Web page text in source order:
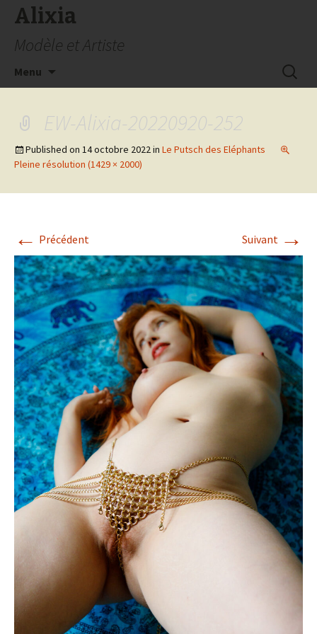
Alixia
Modèle et Artiste
Menu
EW-Alixia-20220920-252
Published on 14 octobre 2022in Le Putsch des Eléphants
Pleine résolution (1429 × 2000)
← Précédent Suivant →